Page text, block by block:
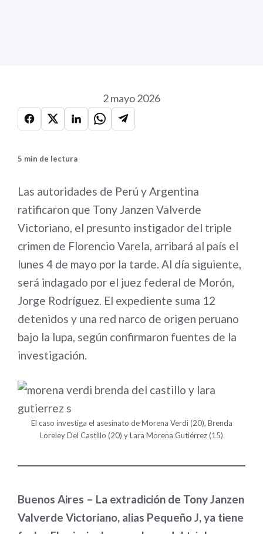
2 mayo 2026
5 min de lectura
Las autoridades de Perú y Argentina
ratificaron que Tony Janzen Valverde
Victoriano, el presunto instigador del triple
crimen de Florencio Varela, arribará al país el
lunes 4 de mayo por la tarde. Al día siguiente,
será indagado por el juez federal de Morón,
Jorge Rodríguez. El expediente suma 12
detenidos y una red narco de origen peruano
bajo la lupa, según confirmaron fuentes de la
investigación
El caso investiga el asesinato de Morena Verdi (20), Brenda
Loreley Del Castillo (20) y Lara Morena Gutiérrez (15)
Buenos Aires – La extradición de Tony Janzen
Valverde Victoriano, alias Pequeño J, ya tiene